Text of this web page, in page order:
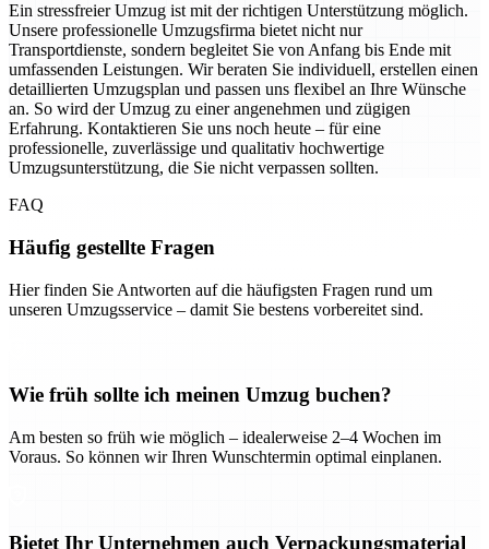
Ein stressfreier Umzug ist mit der richtigen Unterstützung möglich.
Unsere professionelle Umzugsfirma bietet nicht nur
Transportdienste, sondern begleitet Sie von Anfang bis Ende mit
umfassenden Leistungen. Wir beraten Sie individuell, erstellen einen
detaillierten Umzugsplan und passen uns flexibel an Ihre Wünsche
an. So wird der Umzug zu einer angenehmen und zügigen
Erfahrung. Kontaktieren Sie uns noch heute – für eine
professionelle, zuverlässige und qualitativ hochwertige
Umzugsunterstützung, die Sie nicht verpassen sollten.
FAQ
Häufig gestellte Fragen
Hier finden Sie Antworten auf die häufigsten Fragen rund um
unseren Umzugsservice – damit Sie bestens vorbereitet sind.
Wie früh sollte ich meinen Umzug buchen?
Am besten so früh wie möglich – idealerweise 2–4 Wochen im
Voraus. So können wir Ihren Wunschtermin optimal einplanen.
Bietet Ihr Unternehmen auch Verpackungsmaterial